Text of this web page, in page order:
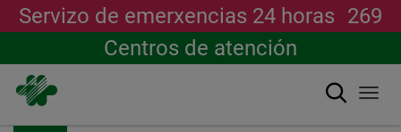
Servizo de emerxencias 24 horas 269
Centros de atención
Buscar